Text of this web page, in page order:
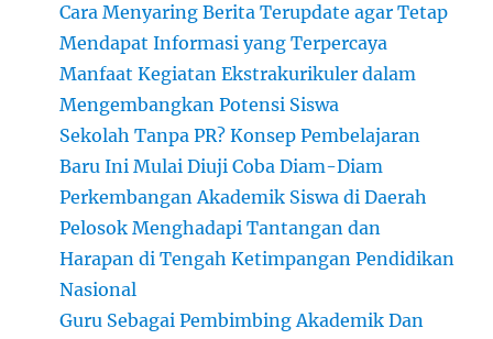
Cara Menyaring Berita Terupdate agar Tetap
Mendapat Informasi yang Terpercaya
Manfaat Kegiatan Ekstrakurikuler dalam
Mengembangkan Potensi Siswa
Sekolah Tanpa PR? Konsep Pembelajaran
Baru Ini Mulai Diuji Coba Diam-Diam
Perkembangan Akademik Siswa di Daerah
Pelosok Menghadapi Tantangan dan
Harapan di Tengah Ketimpangan Pendidikan
Nasional
Guru Sebagai Pembimbing Akademik Dan